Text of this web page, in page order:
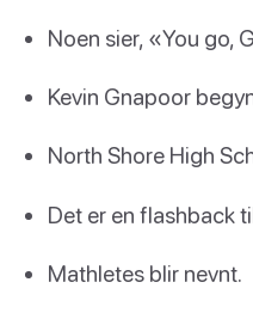
Noen sier, «You go,
Kevin Gnapoor
North Shore High
Det er en flashback
Mathletes blir nevnt.